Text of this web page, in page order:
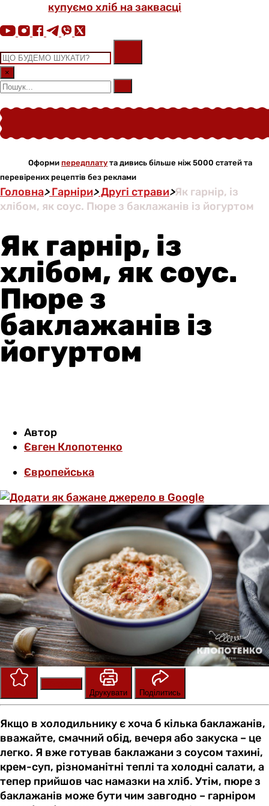
купуємо хліб на заквасці
×
Оформи передплату та дивись більше ніж 5000 статей та
перевірених рецептів без реклами
Головна>Гарніри>Другі страви>Як гарнір, із
хлібом, як соус. Пюре з баклажанів із йогуртом
Як гарнір, із
хлібом, як соус.
Пюре з
баклажанів із
йогуртом
Автор
Євген Клопотенко
Європейська
Друкувати
Поділитись
Якщо в холодильнику є хоча б кілька баклажанів,
вважайте, смачний обід, вечеря або закуска – це
легко. Я вже готував баклажани з соусом тахині,
крем-суп, різноманітні теплі та холодні салати, а
тепер прийшов час намазки на хліб. Утім, пюре з
баклажанів може бути чим завгодно – гарніром